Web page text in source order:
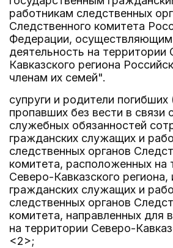
работникам следственных
Следственного комитета
Федерации,
деятельность на территории
Кавказского региона
членам их семей".
супруги и родители
пропавших без вести в связи
служебных обязанностей
гражданских служащих и
следственных органов
комитета, расположенных на
Северо-Кавказского региона,
гражданских служащих и
следственных органов
комитета, направленных для
на территории Северо-
<2>;